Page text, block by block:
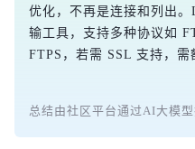
优化，不再是连接和列出
输工具，支持多种协议如
FTPS，若需 SSL 支持，需
总结由社区平台通过AI大模